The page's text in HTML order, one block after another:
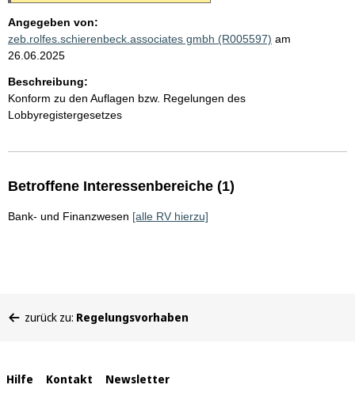
Angegeben von:
zeb.rolfes.schierenbeck.associates gmbh (R005597) am
26.06.2025
Beschreibung:
Konform zu den Auflagen bzw. Regelungen des
Lobbyregistergesetzes
Betroffene Interessenbereiche (1)
Bank- und Finanzwesen [alle RV hierzu]
befinden
zurück zu: Regelungsvorhaben
Interne
Hilfe Kontakt Newsletter